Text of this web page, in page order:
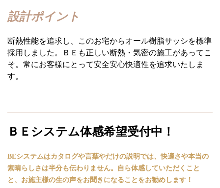
設計ポイント
断熱性能を追求し、このお宅からオール樹脂サッシを標準
採用しました。ＢＥも正しい断熱・気密の施工があってこ
そ。常にお客様にとって安全安心快適性を追求いたしま
す。
ＢＥシステム体感希望受付中！
BEシステムはカタログや言葉やだけの説明では、快適さや本当の
素晴らしさは半分も伝わりません。
自ら体感していただくこと
と、お施主様の生の声をお聞きになることをお勧めします！